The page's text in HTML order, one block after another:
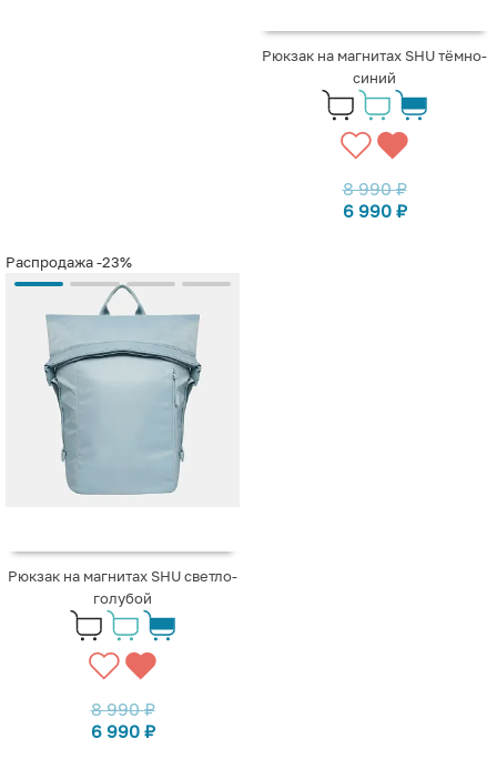
Рюкзак на магнитах SHU тёмно-
синий
8 990₽
6 990 ₽
Распродажа-23%
Рюкзак на магнитах SHU светло-
голубой
8 990₽
6 990 ₽